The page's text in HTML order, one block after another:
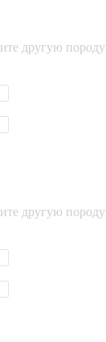
другую породу
другую породу